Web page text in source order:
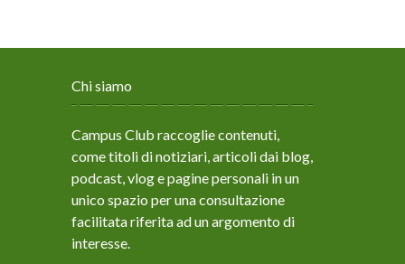
Chi siamo
Campus Club raccoglie contenuti,
come titoli di notiziari, articoli dai blog,
podcast, vlog e pagine personali in un
unico spazio per una consultazione
facilitata riferita ad un argomento di
interesse.